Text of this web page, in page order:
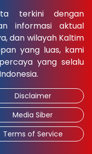
terkini dengan
informasi aktual
dan wilayah Kaltim
yang luas, kami
yang selalu
Disclaimer
Media Siber
Terms of Service